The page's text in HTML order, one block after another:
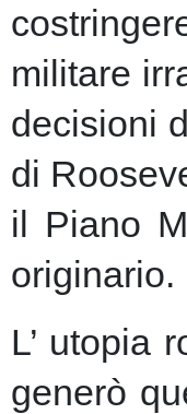
militare
decisioni
di
il Piano
originario.
L’ utopia
generò